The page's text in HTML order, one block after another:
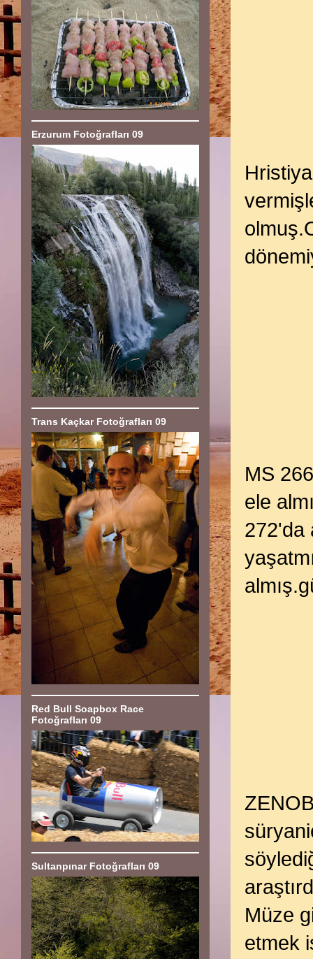
MS
ele
272'da
Müze
etmek
Erzurum Fotoğrafları 09
Trans Kaçkar Fotoğrafları 09
Red Bull Soapbox Race
Fotoğrafları 09
Sultanpınar Fotoğrafları 09